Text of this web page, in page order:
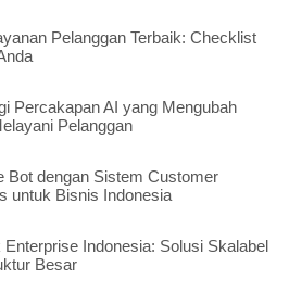
Pelanggan Terbaik: Checklist
Percakapan AI yang Mengubah
Pelanggan
Bot dengan Sistem Customer
untuk Bisnis Indonesia
Indonesia: Solusi Skalabel
Besar